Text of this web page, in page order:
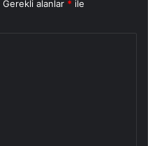
Gerekli alanlar * ile